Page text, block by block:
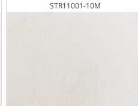
STR11001-10M